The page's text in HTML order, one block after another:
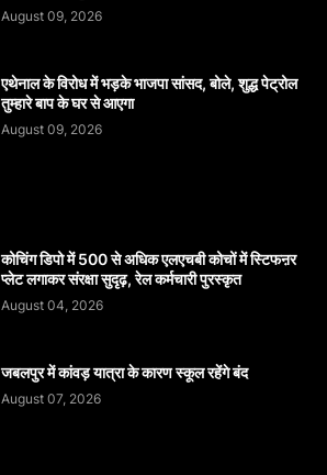
August 09, 2026
एथेनाल के विरोध में भड़के भाजपा सांसद, बोले, शुद्ध पेट्रोल
तुम्हारे बाप के घर से आएगा
August 09, 2026
कोचिंग डिपो में 500 से अधिक एलएचबी कोचों में स्टिफऩर
प्लेट लगाकर संरक्षा सुदृढ़, रेल कर्मचारी पुरस्कृत
August 04, 2026
जबलपुर में कांवड़ यात्रा के कारण स्कूल रहेंगे बंद
August 07, 2026